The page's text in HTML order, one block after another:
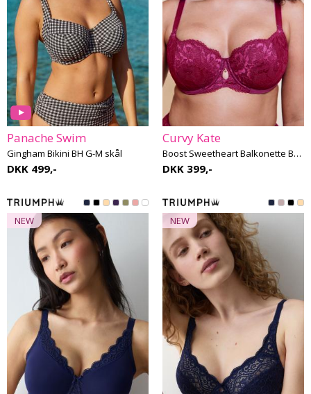
Panache Swim
Gingham Bikini BH G-M skål
DKK 499,-
Curvy Kate
Boost Sweetheart Balkonette BH G-K skål
DKK 399,-
NEW NEW